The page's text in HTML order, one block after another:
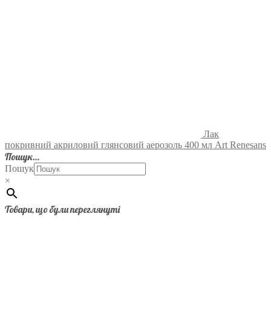
Лак
покривний акриловий глянсовий аерозоль 400 мл Art Renesans
Пошук…
Пошук
×
Товари, що були переглянуті